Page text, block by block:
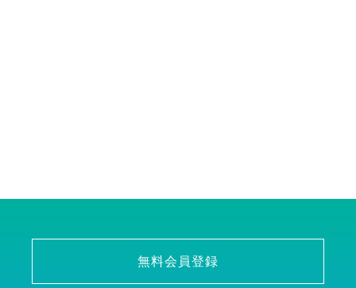
無料会員登録